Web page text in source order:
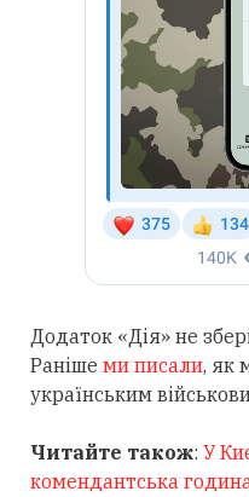
Додаток «Дія» не
Раніше ми писали, як
українським
Читайте також: У
комендантська